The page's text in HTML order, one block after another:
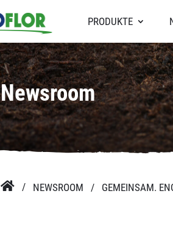
PRODUKTE
Newsroom
 NEWSROOM GEMEINSAM.